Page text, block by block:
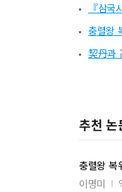
『삼
충렬왕
契丹과
추천 논
충렬왕 복
이명미